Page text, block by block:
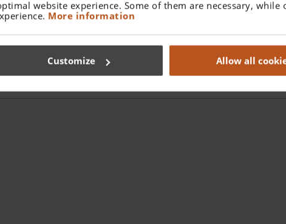
website experience. Some of them are necessary, while
More information
Customize Allow all
otoscopio mini 3000 LED F.O.